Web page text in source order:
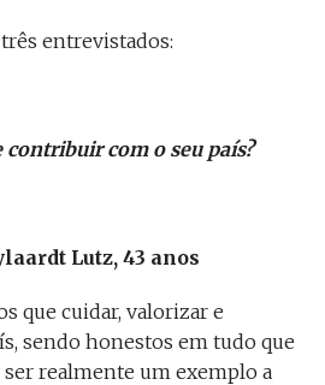
entrevistados:
contribuir com o seu país?
Lutz, 43 anos
que cuidar, valorizar e
sendo honestos em tudo que
realmente um exemplo a